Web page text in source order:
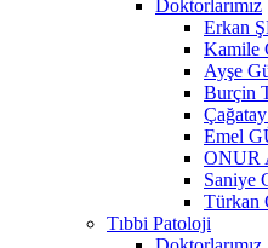
Doktorlarımız
Erkan
Kamile
Ayşe
Burçin
Emel
ONUR
Saniye
Türkan
Tıbbi Patoloji